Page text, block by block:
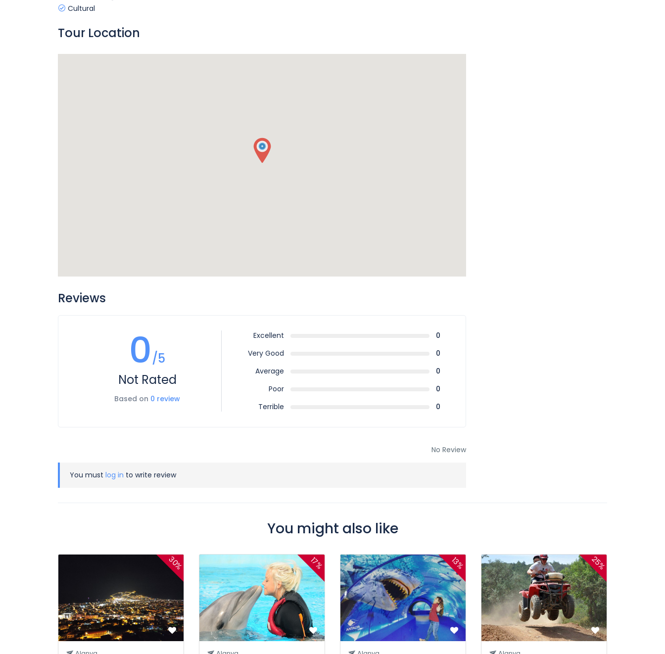
Cultural
Tour Location
Reviews
0/5
Not Rated
Based on 0 review
Excellent
0
Very Good
0
Average
0
Poor
0
Terrible
0
No Review
You must log in to write review
You might also like
30% 17% 13% 25%